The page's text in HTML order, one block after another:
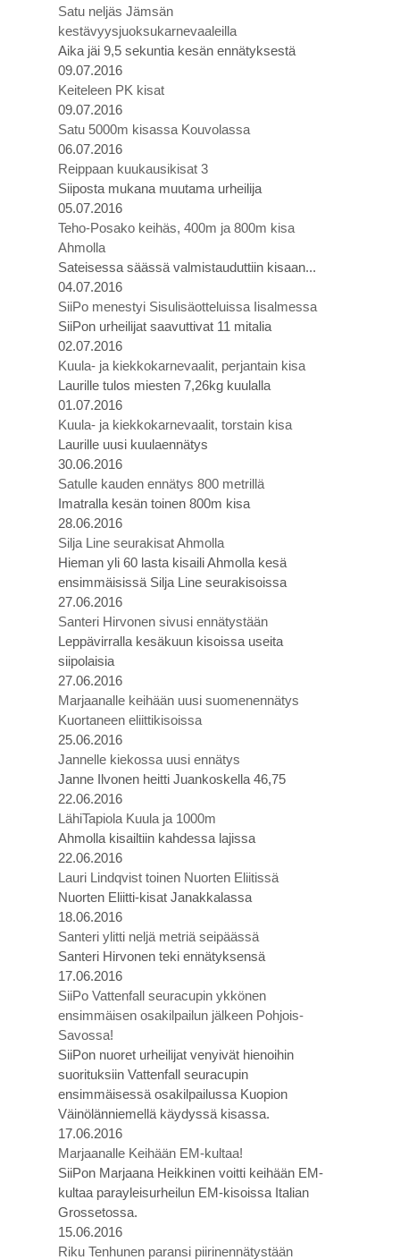
Satu neljäs Jämsän
kestävyysjuoksukarnevaaleilla
Aika jäi 9,5 sekuntia kesän ennätyksestä
09.07.2016
Keiteleen PK kisat
09.07.2016
Satu 5000m kisassa Kouvolassa
06.07.2016
Reippaan kuukausikisat 3
Siiposta mukana muutama urheilija
05.07.2016
Teho-Posako keihäs, 400m ja 800m kisa
Ahmolla
Sateisessa säässä valmistauduttiin kisaan...
04.07.2016
SiiPo menestyi Sisulisäotteluissa Iisalmessa
SiiPon urheilijat saavuttivat 11 mitalia
02.07.2016
Kuula- ja kiekkokarnevaalit, perjantain kisa
Laurille tulos miesten 7,26kg kuulalla
01.07.2016
Kuula- ja kiekkokarnevaalit, torstain kisa
Laurille uusi kuulaennätys
30.06.2016
Satulle kauden ennätys 800 metrillä
Imatralla kesän toinen 800m kisa
28.06.2016
Silja Line seurakisat Ahmolla
Hieman yli 60 lasta kisaili Ahmolla kesä
ensimmäisissä Silja Line seurakisoissa
27.06.2016
Santeri Hirvonen sivusi ennätystään
Leppävirralla kesäkuun kisoissa useita
siipolaisia
27.06.2016
Marjaanalle keihään uusi suomenennätys
Kuortaneen eliittikisoissa
25.06.2016
Jannelle kiekossa uusi ennätys
Janne Ilvonen heitti Juankoskella 46,75
22.06.2016
LähiTapiola Kuula ja 1000m
Ahmolla kisailtiin kahdessa lajissa
22.06.2016
Lauri Lindqvist toinen Nuorten Eliitissä
Nuorten Eliitti-kisat Janakkalassa
18.06.2016
Santeri ylitti neljä metriä seipäässä
Santeri Hirvonen teki ennätyksensä
17.06.2016
SiiPo Vattenfall seuracupin ykkönen
ensimmäisen osakilpailun jälkeen Pohjois-
Savossa!
SiiPon nuoret urheilijat venyivät hienoihin
suorituksiin Vattenfall seuracupin
ensimmäisessä osakilpailussa Kuopion
Väinölänniemellä käydyssä kisassa.
17.06.2016
Marjaanalle Keihään EM-kultaa!
SiiPon Marjaana Heikkinen voitti keihään EM-
kultaa parayleisurheilun EM-kisoissa Italian
Grossetossa.
15.06.2016
Riku Tenhunen paransi piirinennätystään